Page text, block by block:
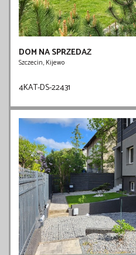
DOM NA SPRZEDAŻ
Szczecin, Kijewo
4KAT-DS-22431